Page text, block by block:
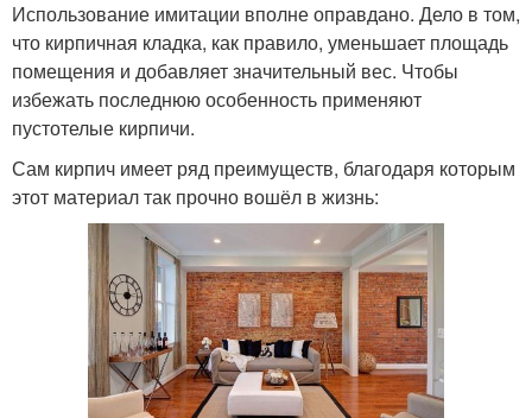
Использование имитации вполне оправдано. Дело в том,
что кирпичная кладка, как правило, уменьшает площадь
помещения и добавляет значительный вес. Чтобы
избежать последнюю особенность применяют
пустотелые кирпичи.
Сам кирпич имеет ряд преимуществ, благодаря которым
этот материал так прочно вошёл в жизнь: